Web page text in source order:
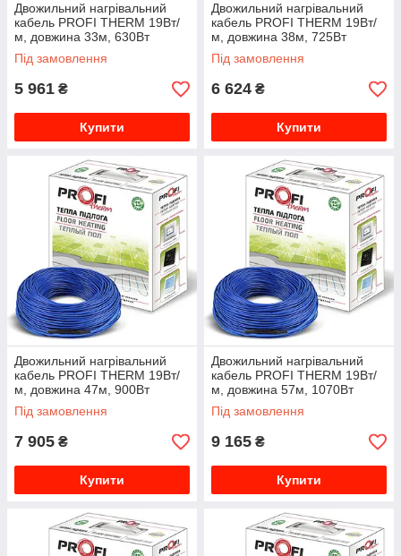
Двожильний нагрівальний
кабель PROFI THERM 19Вт/
м, довжина 33м, 630Вт
000013358
Під замовлення
5 961 ₴
Купити
Двожильний нагрівальний
кабель PROFI THERM 19Вт/
м, довжина 38м, 725Вт
000013359
Під замовлення
6 624 ₴
Купити
Двожильний нагрівальний
кабель PROFI THERM 19Вт/
м, довжина 47м, 900Вт
000013360
Під замовлення
7 905 ₴
Купити
Двожильний нагрівальний
кабель PROFI THERM 19Вт/
м, довжина 57м, 1070Вт
000013350
Під замовлення
9 165 ₴
Купити